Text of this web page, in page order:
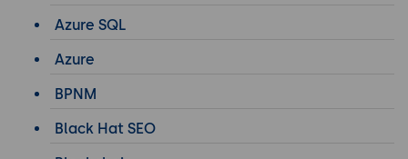
Azure SQL
Azure
BPNM
Black Hat SEO